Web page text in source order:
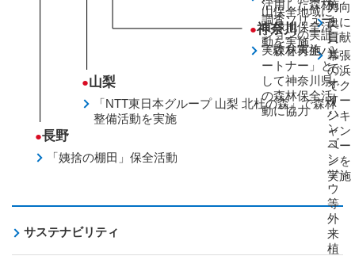
施
奥
日
光
で
オ
オ
ハ
ン
ゴ
ン
ソ
ウ
等
外
来
植
力向
上に
貢献
幕張
の浜
でク
リー
ンキ
ャン
ペー
ンを
実施
活用した森林
調査ソリュー
ションの実証
実験を実施
山保全地域に
て緑地保全活
動を実施
●神奈川
「森林再生パ
ートナー」と
して神奈川県
の森林保全活
動に協力
●山梨
「NTT東日本グループ 山梨 北杜の森」で森林
整備活動を実施
●長野
「姨捨の棚田」保全活動
サステナビリティ